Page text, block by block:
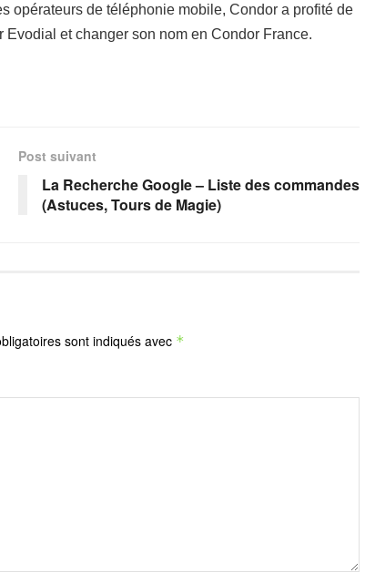
opérateurs de téléphonie mobile, Condor a profité de
Evodial et changer son nom en Condor France.
Post suivant
La Recherche Google – Liste des commandes
(Astuces, Tours de Magie)
sont indiqués avec *